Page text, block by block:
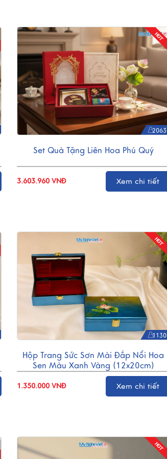
2063
Set Quà Tặng Liên Hoa Phú Quý
3.603.960 VNĐ Xem chi tiết
1130
Hộp Trang Sức Sơn Mài Đắp Nổi Hoa
Sen Màu Xanh Vàng (12x20cm)
HSMDH1220-1
1.350.000 VNĐ Xem chi tiết